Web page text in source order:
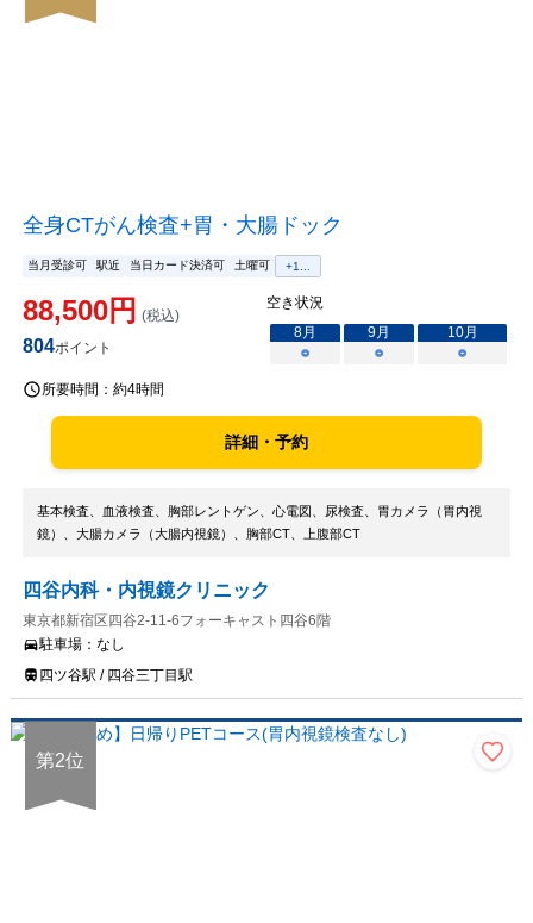
全身CTがん検査+胃・大腸ドック
当月受診可 駅近 当日カード決済可 土曜可 +1...
88,500円 (税込)
804ポイント
空き状況
8月 9月 10月
○
○ ○
所要時間： 約4時間
詳細・予約
基本検査、血液検査、胸部レントゲン、心電図、尿検査、胃カメラ（胃内視
鏡）、大腸カメラ（大腸内視鏡）、胸部CT、上腹部CT
四谷内科・内視鏡クリニック
東京都新宿区四谷2-11-6フォーキャスト四谷6階
駐車場： なし
四ツ谷駅 / 四谷三丁目駅
第2位